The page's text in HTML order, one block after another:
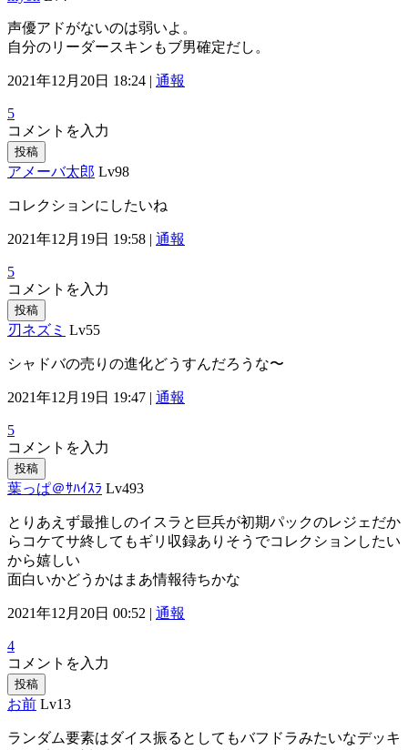
声優アドがないのは弱いよ。
自分のリーダースキンもブ男確定だし。
2021年12月20日 18:24 | 通報
5
コメントを入力
投稿
アメーバ太郎 Lv98
コレクションにしたいね
2021年12月19日 19:58 | 通報
5
コメントを入力
投稿
刃ネズミ Lv55
シャドバの売りの進化どうすんだろうな〜
2021年12月19日 19:47 | 通報
5
コメントを入力
投稿
葉っぱ＠ｻﾊｲｽﾗ Lv493
とりあえず最推しのイスラと巨兵が初期パックのレジェだか
らコケてサ終してもギリ収録ありそうでコレクションしたい
から嬉しい
面白いかどうかはまあ情報待ちかな
2021年12月20日 00:52 | 通報
4
コメントを入力
投稿
お前 Lv13
ランダム要素はダイス振るとしてもバフドラみたいなデッキ